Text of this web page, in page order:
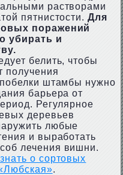
растворами
пятнистости.Для
поражений
убирать и
белить, чтобы
получения
штамбы нужно
барьера от
Регулярное
деревьев
любые
и выработать
лечения вишни.
о сортовых
.